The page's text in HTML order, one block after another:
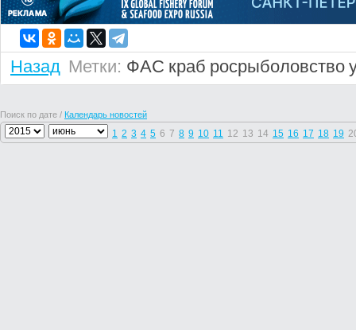
Назад Метки: ФАС краб росрыболовство
Поиск по дате / Календарь новостей
1 2 3 4 5 6 7 8 9 10 11 12 13 14 15 16 17 18 19